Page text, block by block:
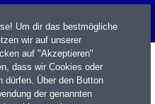
Um dir das bestmögliche
wir auf unserer
auf "Akzeptieren"
dass wir Cookies oder
dürfen. Über den Button
der genannten